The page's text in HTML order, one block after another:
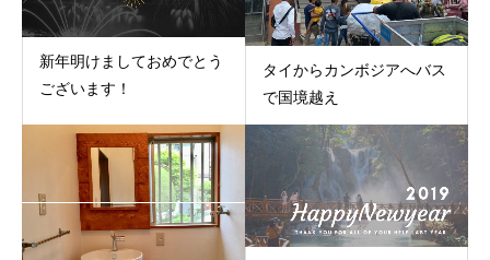
新年明けましておめでとう
ございます！
タイからカンボジアへバス
で国境越え